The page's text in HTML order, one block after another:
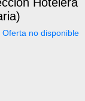
Oferta no disponible